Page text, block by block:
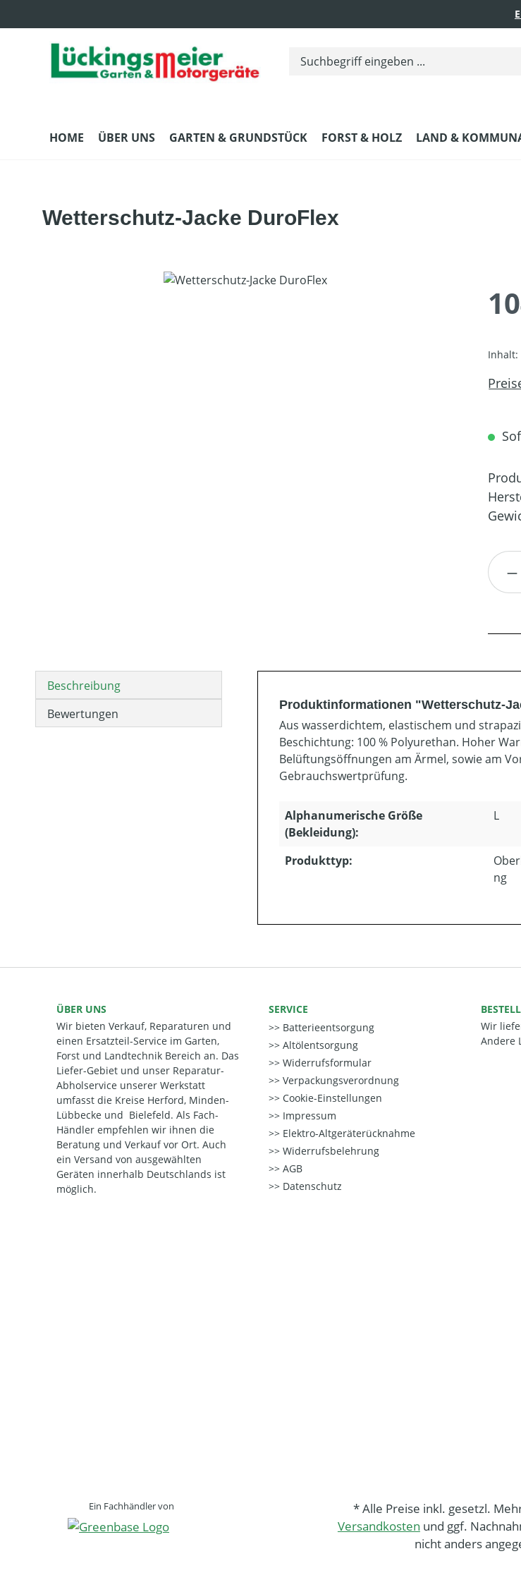
HOME ÜBER UNS GARTEN & GRUNDSTÜCK FORST & HOLZ LAND &
Wetterschutz-Jacke DuroFlex
Bildergalerie überspringen
Inhalt:
Beschreibung
Bewertungen
Produktinformationen "Wetterschutz-
Aus wasserdichtem, elastischem und
Beschichtung: 100 % Polyurethan. Hoher
Belüftungsöffnungen am Ärmel, sowie am
Gebrauchswertprüfung.
Alphanumerische Größe
(Bekleidung):
L
Produkttyp:
ng
ÜBER UNS
Wir bieten Verkauf, Reparaturen und
einen Ersatzteil-Service im Garten,
Forst und Landtechnik Bereich an. Das
Liefer-Gebiet und unser Reparatur-
Abholservice unserer Werkstatt
umfasst die Kreise Herford, Minden-
Lübbecke und Bielefeld. Als Fach-
Händler empfehlen wir ihnen die
Beratung und Verkauf vor Ort. Auch
ein Versand von ausgewählten
Geräten innerhalb Deutschlands ist
möglich.
SERVICE
Batterieentsorgung
Altölentsorgung
Widerrufsformular
Verpackungsverordnung
Cookie-Einstellungen
Impressum
Elektro-Altgeräterücknahme
Widerrufsbelehrung
AGB
Datenschutz
Wir
Andere
Ein Fachhändler von
* Alle Preise inkl. gesetzl.
Versandkosten und ggf.
nicht anders